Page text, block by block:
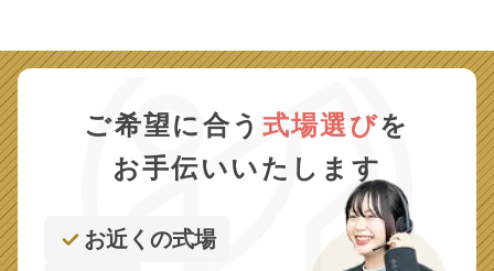
ご希望に合う 式場選びを
お手伝いいたします
お近くの式場